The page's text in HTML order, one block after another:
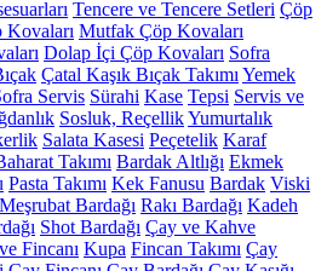
Tencere ve Tencere Setleri Çöp
Mutfak Çöp Kovaları
Dolap İçi Çöp Kovaları Sofra
Çatal Kaşık Bıçak Takımı Yemek
Servis Sürahi Kase Tepsi Servis ve
Sosluk, ReçellikYumurtalık
Salata Kasesi Peçetelik Karaf
Takımı Bardak Altlığı Ekmek
Pasta Takımı Kek Fanusu Bardak Viski
Meşrubat Bardağı Rakı Bardağı Kadeh
Shot Bardağı Çay ve Kahve
Fincanı Kupa Fincan Takımı Çay